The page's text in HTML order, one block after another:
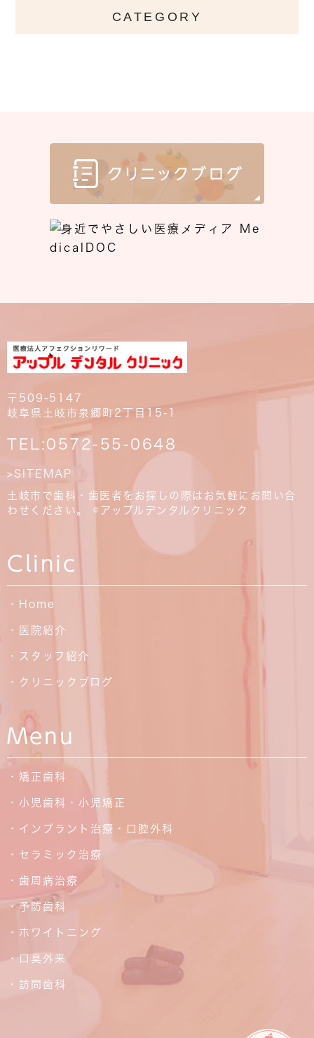
CATEGORY
〒509-5147
岐阜県土岐市泉郷町2丁目15-1
TEL:0572-55-0648
>SITEMAP
土岐市で歯科・歯医者をお探しの際はお気軽にお問い合
わせください。 ©アップルデンタルクリニック
Clinic
・Home
・医院紹介
・スタッフ紹介
・クリニックブログ
Menu
・矯正歯科
・小児歯科・小児矯正
・インプラント治療・口腔外科
・セラミック治療
・歯周病治療
・予防歯科
・ホワイトニング
・口臭外来
・訪問歯科